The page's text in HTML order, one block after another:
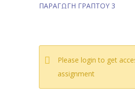
ΠΑΡΑΓΩΓΗ ΓΡΑΠΤΟΥ 3
Please login to get
assignment